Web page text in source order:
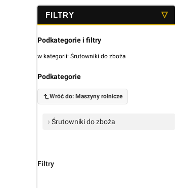
Podkategorie i filtry
w kategorii: Śrutowniki do zboża
Podkategorie
Wróć do: Maszyny rolnicze
Śrutowniki do zboża
Filtry